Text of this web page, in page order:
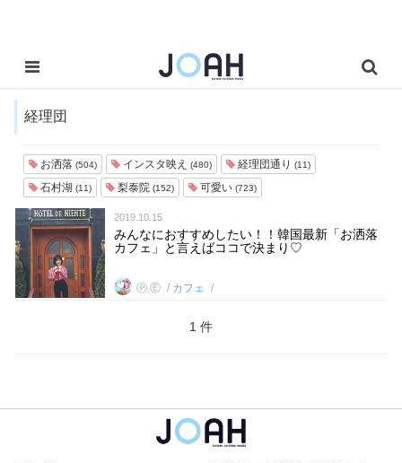
経理団
お洒落 (504) インスタ映え (480) 経理団通り (11)
石村湖 (11) 梨泰院 (152) 可愛い (723)
2019.10.15
みんなにおすすめしたい！！韓国最新「お洒落
カフェ」と言えばココで決まり♡
Ⓟ.Ⓔ カフェ
1 件